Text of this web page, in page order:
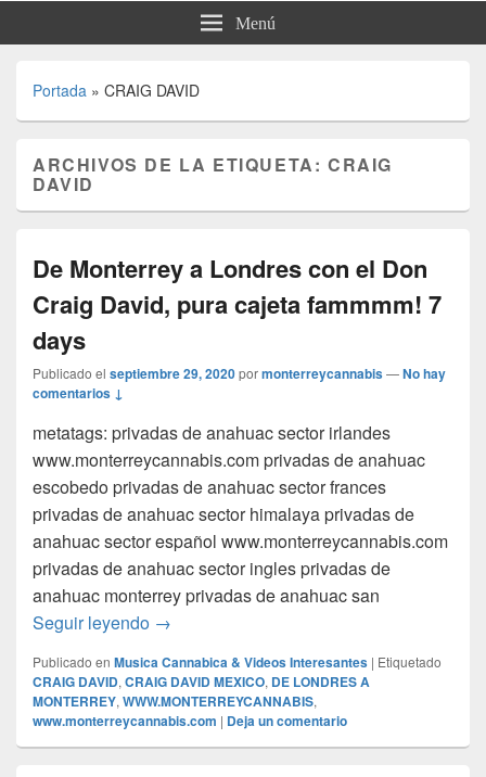
Menú
Portada » CRAIG DAVID
ARCHIVOS DE LA ETIQUETA:CRAIG
DAVID
De Monterrey a Londres con el Don
Craig David, pura cajeta fammmm! 7
days
Publicado el septiembre 29, 2020pormonterreycannabis—No hay
comentarios ↓
metatags: privadas de anahuac sector irlandes
www.monterreycannabis.com privadas de anahuac
escobedo privadas de anahuac sector frances
privadas de anahuac sector himalaya privadas de
anahuac sector español www.monterreycannabis.com
privadas de anahuac sector ingles privadas de
anahuac monterrey privadas de anahuac san
Seguir leyendo De Monterrey a Londres con el Don Craig
→
Publicado en Musica Cannabica & Videos Interesantes | Etiquetado
CRAIG DAVID, CRAIG DAVID MEXICO, DE LONDRES A
MONTERREY, WWW.MONTERREYCANNABIS,
www.monterreycannabis.com | Deja un comentario